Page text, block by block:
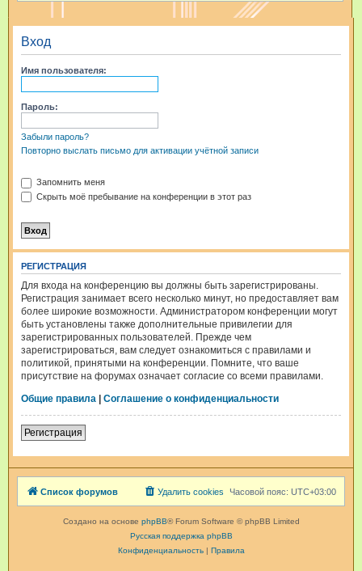
и
Вход
Имя пользователя:
Пароль:
Забыли пароль?
Повторно выслать письмо для активации учётной записи
Запомнить меня
Скрыть моё пребывание на конференции в этот раз
РЕГИСТРАЦИЯ
Для входа на конференцию вы должны быть зарегистрированы.
Регистрация занимает всего несколько минут, но предоставляет вам
более широкие возможности. Администратором конференции могут
быть установлены также дополнительные привилегии для
зарегистрированных пользователей. Прежде чем
зарегистрироваться, вам следует ознакомиться с правилами и
политикой, принятыми на конференции. Помните, что ваше
присутствие на форумах означает согласие со всеми правилами.
Общие правила | Соглашение о конфиденциальности
Регистрация
Список форумов Часовой пояс: UTC+03:00
Удалить cookies
Создано на основе phpBB® Forum Software © phpBB Limited
Русская поддержка phpBB
Конфиденциальность| Правила